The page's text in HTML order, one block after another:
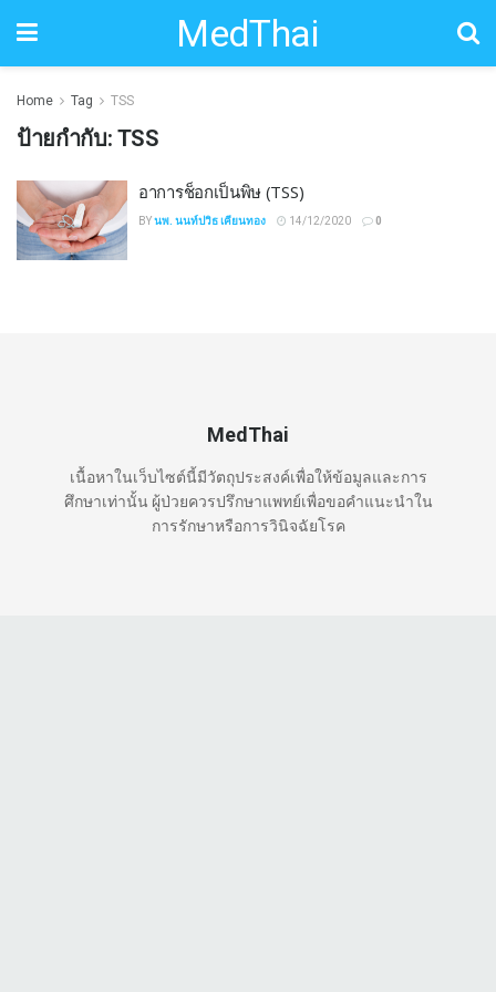
MedThai
Home Tag TSS
ป้ายกำกับ: TSS
อาการช็อกเป็นพิษ (TSS)
BYนพ. นนท์ปวิธ เคียนทอง 14/12/2020 0
MedThai
เนื้อหาในเว็บไซต์นี้มีวัตถุประสงค์เพื่อให้ข้อมูลและการ
ศึกษาเท่านั้น ผู้ป่วยควรปรึกษาแพทย์เพื่อขอคำแนะนำใน
การรักษาหรือการวินิจฉัยโรค